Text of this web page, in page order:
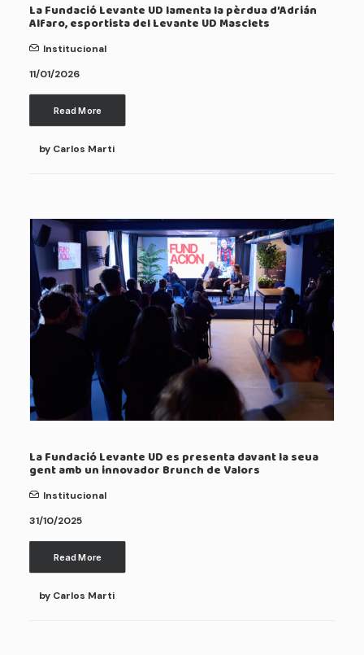
La Fundació Levante UD lamenta la pèrdua d’Adrián
Alfaro, esportista del Levante UD Masclets
Institucional
11/01/2026
Read More
by Carlos Marti
La Fundació Levante UD es presenta davant la seua
gent amb un innovador Brunch de Valors
Institucional
31/10/2025
Read More
by Carlos Marti